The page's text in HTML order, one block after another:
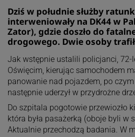
Dziś w południe służby
interweniowały na DK44 w
Zator), gdzie doszło do
drogowego. Dwie osoby
Jak wstępnie ustalili policjanci,
Oświęcim, kierując samochodem
panowanie nad pojazdem, po czym
następnie uderzył w przydrożne
Do szpitala pogotowie przewiozło
która była pasażerką (oboje byli w
Aktualnie przechodzą badania. W